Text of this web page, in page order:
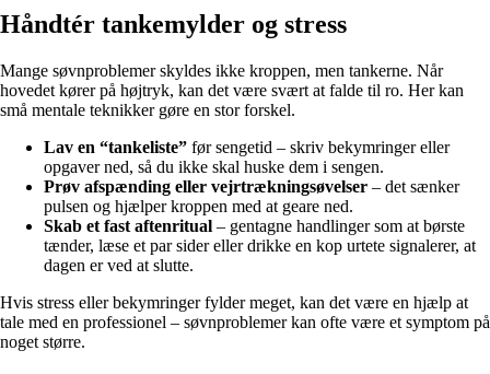
Håndtér tankemylder og stress
Mange søvnproblemer skyldes ikke kroppen, men tankerne. Når
hovedet kører på højtryk, kan det være svært at falde til ro. Her kan
små mentale teknikker gøre en stor forskel.
Lav en “tankeliste” før sengetid – skriv bekymringer eller
opgaver ned, så du ikke skal huske dem i sengen.
Prøv afspænding eller vejrtrækningsøvelser – det sænker
pulsen og hjælper kroppen med at geare ned.
Skab et fast aftenritual – gentagne handlinger som at børste
tænder, læse et par sider eller drikke en kop urtete signalerer, at
dagen er ved at slutte.
Hvis stress eller bekymringer fylder meget, kan det være en hjælp at
tale med en professionel – søvnproblemer kan ofte være et symptom på
noget større.